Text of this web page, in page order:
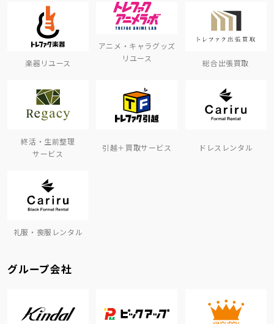
楽器リユース
アニメ・キャラグッズ
リユース
総合出張買取
終活・生前整理
サービス
引越＋買取サービス ドレスレンタル
礼服・喪服レンタル
グループ会社